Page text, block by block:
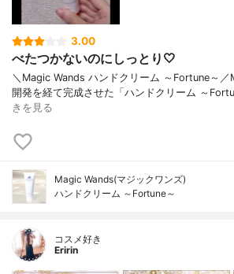
3.00
べたつかないのにしっとり🤍
＼Magic Wands ハンドクリーム ～Fortune～
開発を経て完成させた「ハンドクリーム ～
きを見る
Magic Wands(マジックワンズ)
ハンドクリーム ～Fortune～
コスメ好き
Eririn